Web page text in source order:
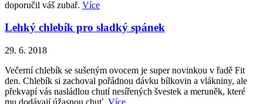
doporučil váš zubař. Více
Lehký chlebík pro sladký spánek
29. 6. 2018
Večerní chlebík se sušeným ovocem je super novinkou v řadě Fit
den. Chlebík si zachoval pořádnou dávku bílkovin a vlákniny, ale
překvapí vás nasládlou chutí nesířených švestek a meruněk, které
mu dodávají úžasnou chuť. Více